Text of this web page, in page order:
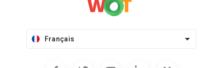
Français